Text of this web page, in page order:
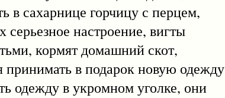
в сахарнице горчицу с перцем,
настроение, вигты
кормят домашний скот,
принимать в подарок новую одежду
одежду в укромном уголке, они